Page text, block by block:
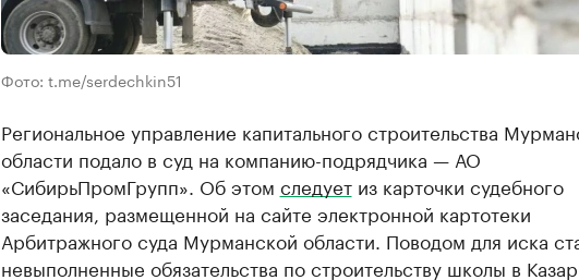
Фото: t.me/serdechkin51
Региональное управление капитального строительства
области подало в суд на компанию-подрядчика — АО
«СибирьПромГрупп». Об этом следуетиз карточки судебного
заседания, размещенной на сайте электронной картотеки
Арбитражного суда Мурманской области. Поводом для иска
невыполненные обязательства по строительству школы в